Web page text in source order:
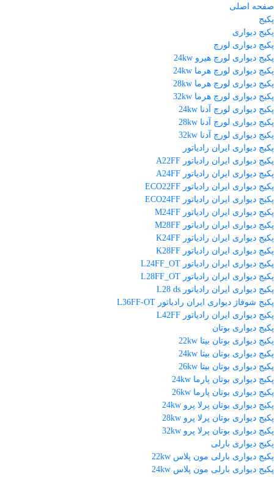
صفحه اصلی
پکیج
پکیج دیواری
پکیج دیواری لورچ
پکیج دیواری لورچ هیرو 24kw
پکیج دیواری لورچ هرما 24kw
پکیج دیواری لورچ هرما 28kw
پکیج دیواری لورچ هرما 32kw
پکیج دیواری لورچ آدنا 24kw
پکیج دیواری لورچ آدنا 28kw
پکیج دیواری لورچ آدنا 32kw
پکیج دیواری ایران رادیاتور
پکیج دیواری ایران رادیاتور A22FF
پکیج دیواری ایران رادیاتور A24FF
پکیج دیواری ایران رادیاتور ECO22FF
پکیج دیواری ایران رادیاتور ECO24FF
پکیج دیواری ایران رادیاتور M24FF
پکیج دیواری ایران رادیاتور M28FF
پکیج دیواری ایران رادیاتور K24FF
پکیج دیواری ایران رادیاتور K28FF
پکیج دیواری ایران رادیاتور L24FF_OT
پکیج دیواری ایران رادیاتور L28FF_OT
پکیج دیواری ایران رادیاتور L28 ds
پکیج شوفاژ دیواری ایران رادیاتور L36FF-OT
پکیج دیواری ایران رادیاتور L42FF
پکیج دیواری بوتان
پکیج دیواری بوتان بیتا 22kw
پکیج دیواری بوتان بیتا 24kw
پکیج دیواری بوتان بیتا 26kw
پکیج دیواری بوتان پارما 24kw
پکیج دیواری بوتان پارما 26kw
پکیج دیواری بوتان پرلا پرو 24kw
پکیج دیواری بوتان پرلا پرو 28kw
پکیج دیواری بوتان پرلا پرو 32kw
پکیج دیواری بارلی
پکیج دیواری بارلی مون پلاس 22kw
پکیج دیواری بارلی مون پلاس 24kw